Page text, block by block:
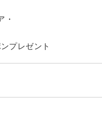
・
プレゼント